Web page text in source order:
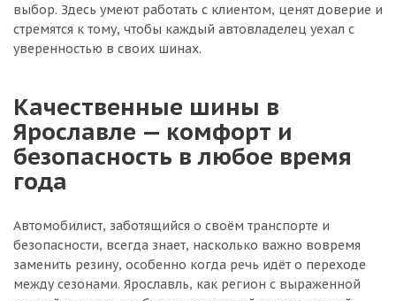
выбор. Здесь умеют работать с клиентом, ценят доверие и
стремятся к тому, чтобы каждый автовладелец уехал с
уверенностью в своих шинах.
Качественные шины в
Ярославле — комфорт и
безопасность в любое время
года
Автомобилист, заботящийся о своём транспорте и
безопасности, всегда знает, насколько важно вовремя
заменить резину, особенно когда речь идёт о переходе
между сезонами. Ярославль, как регион с выраженной